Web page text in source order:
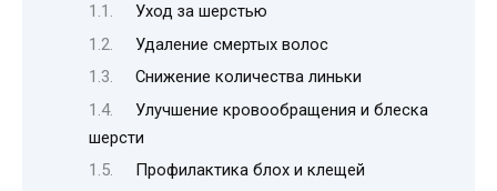
Уход за шерстью
Удаление смертых волос
Снижение количества линьки
Улучшение кровообращения и блеска
шерсти
Профилактика блох и клещей